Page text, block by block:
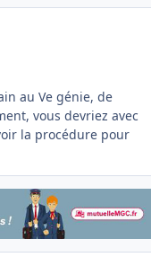
au Ve génie, de
vous devriez avec
la procédure pour